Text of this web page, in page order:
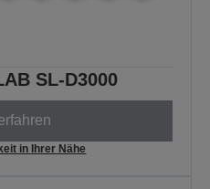
SL-D3000
in Ihrer Nähe